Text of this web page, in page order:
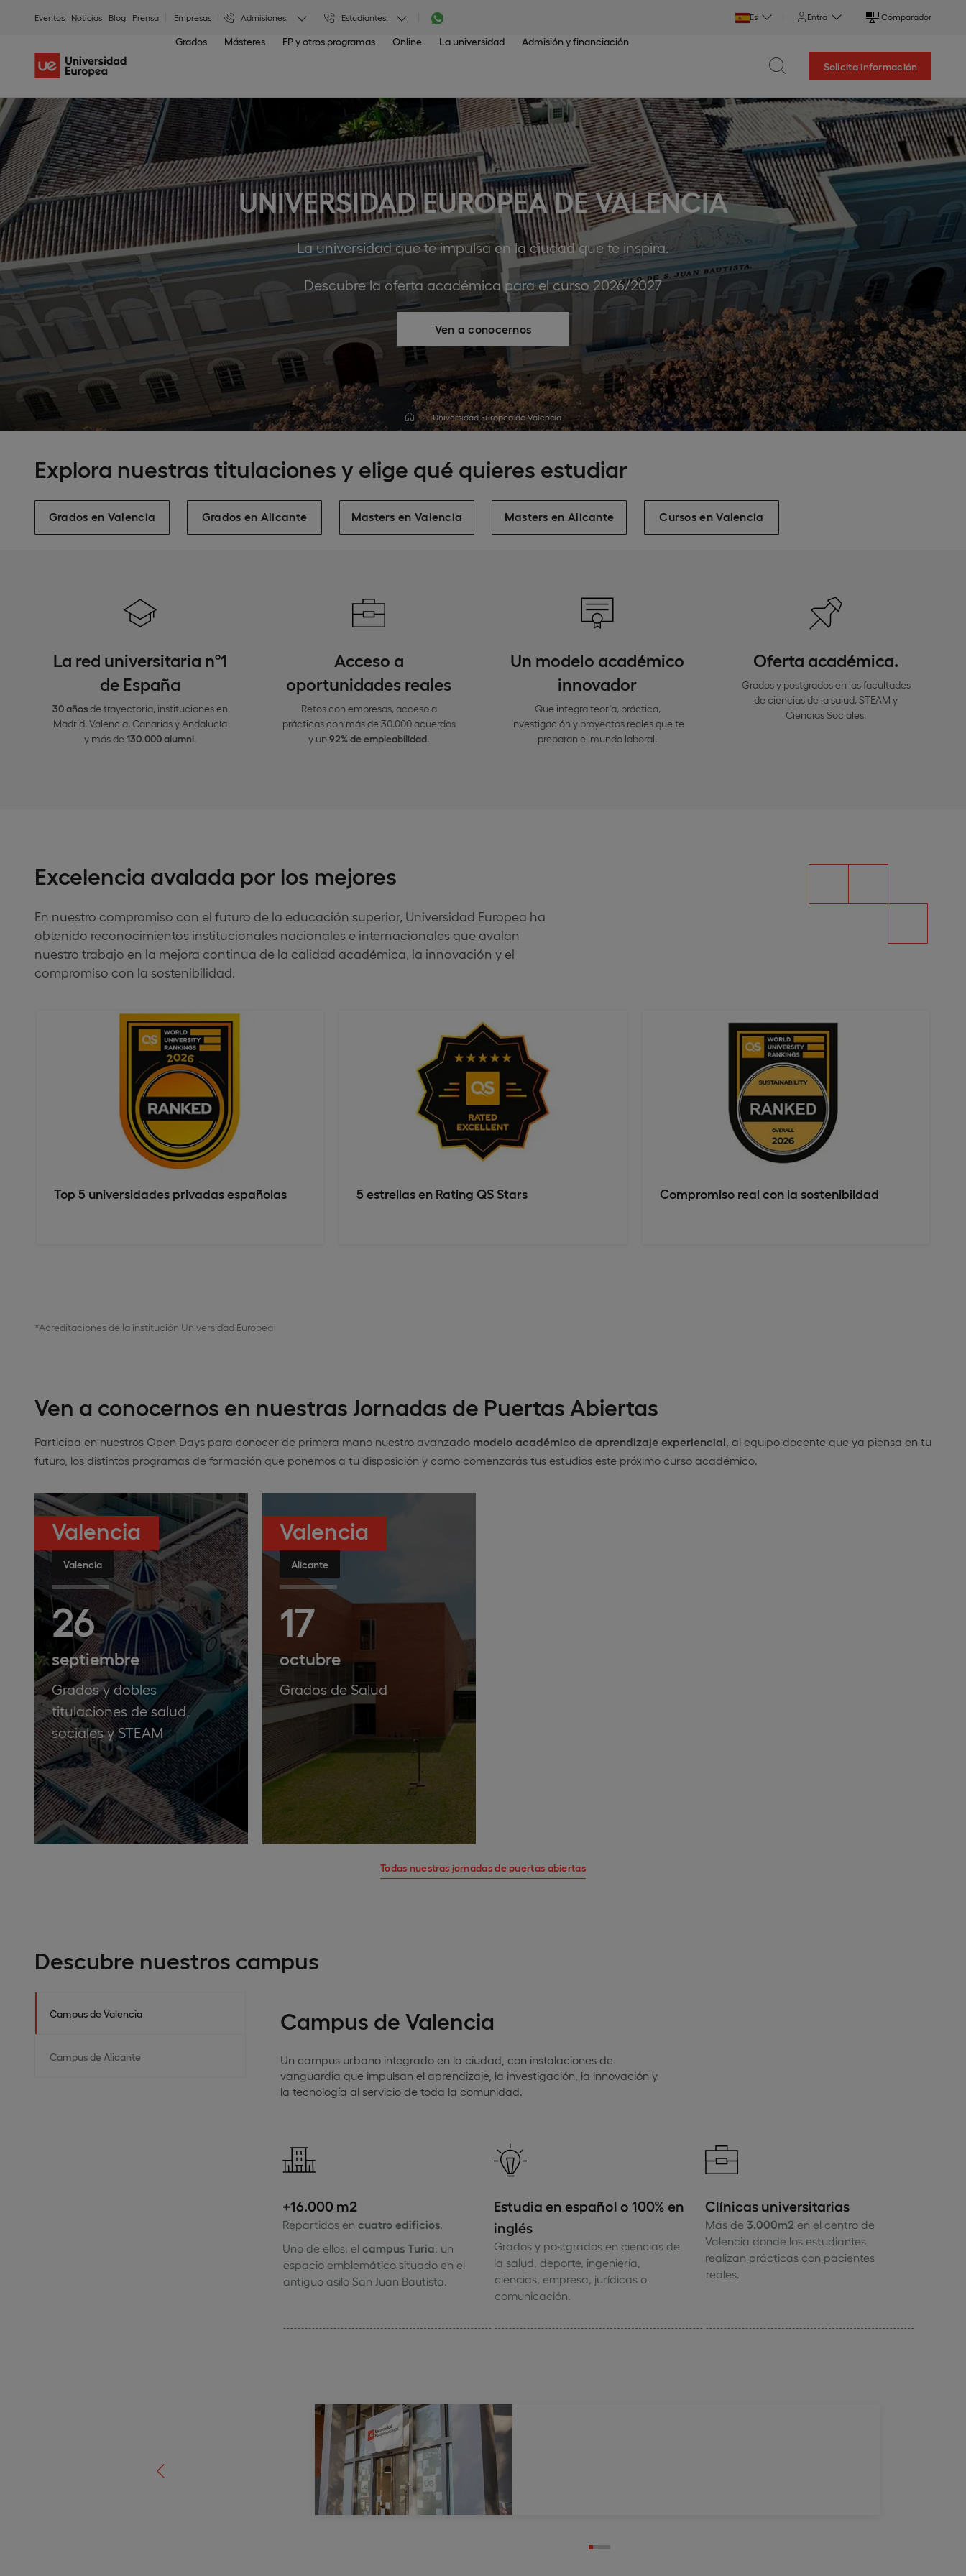
Eventos Noticias Blog Prensa Empresas Admisiones: Estudiantes: Es Entra Comparador
Grados Másteres FP y otros programas Online La universidad Admisión y financiación
Solicita información
UNIVERSIDAD EUROPEA DE VALENCIA
La universidad que te impulsa en la ciudad que te inspira.​
Descubre la oferta académica para el curso 2026/2027
Ven a conocernos
Universidad Europea de Valencia
Explora nuestras titulaciones y elige qué quieres estudiar
Grados en Valencia Grados en Alicante Masters en Valencia Masters en Alicante Cursos en Valencia
La red universitaria nº1
de España​
30 añosde trayectoria, instituciones en
Madrid, Valencia, Canarias y Andalucía
y más de 130.000 alumni​.
Acceso a
oportunidades reales
Retos con empresas, acceso a
prácticas con más de 30.000 acuerdos
y un 92% de empleabilidad.
Un modelo académico
innovador
Que integra teoría, práctica,
investigación y proyectos reales que te
preparan el mundo laboral.
Oferta académica.
Grados y postgrados en las facultades
de ciencias de la salud, STEAM y
Ciencias Sociales.
Excelencia avalada por los mejores
En nuestro compromiso con el futuro de la educación superior, Universidad Europea ha
obtenido reconocimientos institucionales nacionales e internacionales que avalan
nuestro trabajo en la mejora continua de la calidad académica, la innovación y el
compromiso con la sostenibilidad​.
Top 5 universidades privadas españolas 5 estrellas en Rating QS Stars Compromiso real con la sostenibildad
*Acreditaciones de la institución Universidad Europea
Ven a conocernos en nuestras Jornadas de Puertas Abiertas
Participa en nuestros Open Days para conocer de primera mano nuestro avanzado modelo académico de aprendizaje experiencial , al equipo docente que ya piensa en tu
futuro, los distintos programas de formación que ponemos a tu disposición y como comenzarás tus estudios este próximo curso académico.
Valencia
Valencia
26
septiembre
Grados y dobles
titulaciones de salud,
sociales y STEAM
Valencia
Alicante
17
octubre
Grados de Salud
Todas nuestras jornadas de puertas abiertas
Descubre nuestros campus
Campus de Valencia
Campus de Alicante
Campus de Valencia
Un campus urbano integrado en la ciudad, con instalaciones de
vanguardia que impulsan el aprendizaje, la investigación, la innovación y
la tecnología al servicio de toda la comunidad.
+16.000 m2
Repartidos en cuatro edificios. ​
Uno de ellos, el campus Turia: un
espacio emblemático situado en el
antiguo asilo San Juan Bautista.
​Estudia en español o 100% en
inglés
Grados y postgrados en ciencias de
la salud, deporte, ingeniería,
ciencias, empresa, jurídicas o
comunicación.
​Clínicas universitarias
Más de 3.000m2 en el centro de
Valencia donde los estudiantes
realizan prácticas con pacientes
reales.